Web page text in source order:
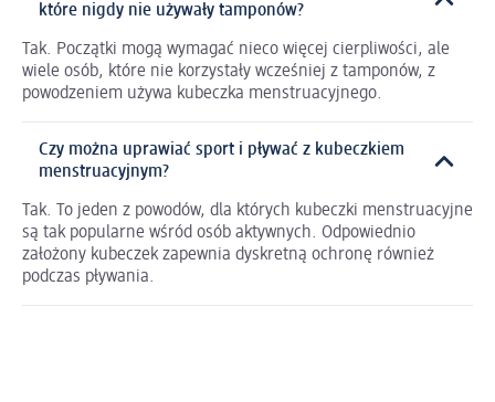
które nigdy nie używały tamponów?
Tak. Początki mogą wymagać nieco więcej cierpliwości, ale
wiele osób, które nie korzystały wcześniej z tamponów, z
powodzeniem używa kubeczka menstruacyjnego.
Czy można uprawiać sport i pływać z kubeczkiem
menstruacyjnym?
Tak. To jeden z powodów, dla których kubeczki menstruacyjne
są tak popularne wśród osób aktywnych. Odpowiednio
założony kubeczek zapewnia dyskretną ochronę również
podczas pływania.